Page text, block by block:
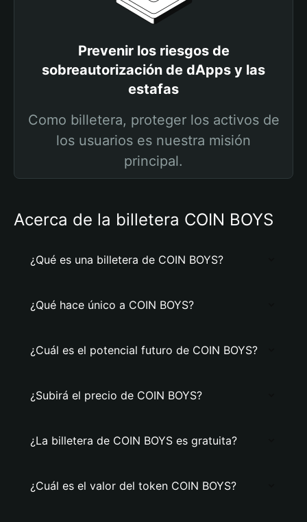
Prevenir los riesgos de
sobreautorización de dApps y las
estafas
Como billetera, proteger los activos de
los usuarios es nuestra misión
principal.
Acerca de la billetera COIN BOYS
¿Qué es una billetera de COIN BOYS?
¿Qué hace único a COIN BOYS?
¿Cuál es el potencial futuro de COIN BOYS?
¿Subirá el precio de COIN BOYS?
¿La billetera de COIN BOYS es gratuita?
¿Cuál es el valor del token COIN BOYS?